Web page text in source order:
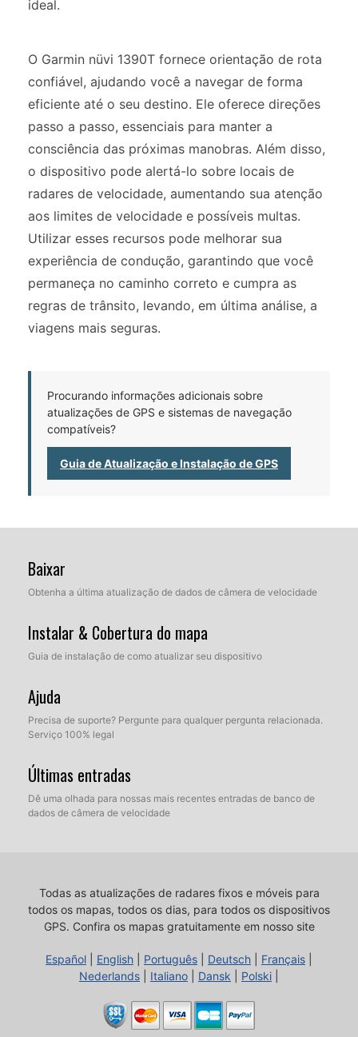
ideal.
O Garmin nüvi 1390T fornece orientação de rota
confiável, ajudando você a navegar de forma
eficiente até o seu destino. Ele oferece direções
passo a passo, essenciais para manter a
consciência das próximas manobras. Além disso,
o dispositivo pode alertá-lo sobre locais de
radares de velocidade, aumentando sua atenção
aos limites de velocidade e possíveis multas.
Utilizar esses recursos pode melhorar sua
experiência de condução, garantindo que você
permaneça no caminho correto e cumpra as
regras de trânsito, levando, em última análise, a
viagens mais seguras.
Procurando informações adicionais sobre
atualizações de GPS e sistemas de navegação
compatíveis?
Guia de Atualização e Instalação de GPS
Baixar
Obtenha a última atualização de dados de câmera de velocidade
Instalar & Cobertura do mapa
Guia de instalação de como atualizar seu dispositivo
Ajuda
Precisa de suporte? Pergunte para qualquer pergunta relacionada.
Serviço 100% legal
Últimas entradas
Dê uma olhada para nossas mais recentes entradas de banco de
dados de câmera de velocidade
Todas as atualizações de radares fixos e móveis para
todos os mapas, todos os dias, para todos os dispositivos
GPS. Confira os mapas gratuitamente em nosso site
Español English Português Deutsch Français
Nederlands
Italiano Dansk Polski